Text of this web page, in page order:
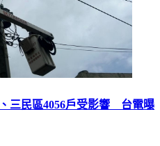
三民區4056戶受影響 台電曝